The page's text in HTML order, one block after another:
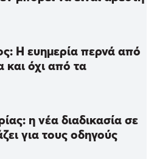
Η ευημερία περνά από
και όχι από τα
η νέα διαδικασία σε
για τους οδηγούς